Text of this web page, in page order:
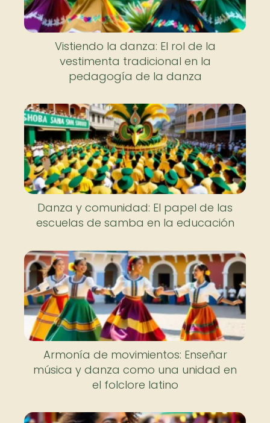
Vistiendo la danza: El rol de la
vestimenta tradicional en la
pedagogía de la danza
Danza y comunidad: El papel de las
escuelas de samba en la educación
Armonía de movimientos: Enseñar
música y danza como una unidad en
el folclore latino